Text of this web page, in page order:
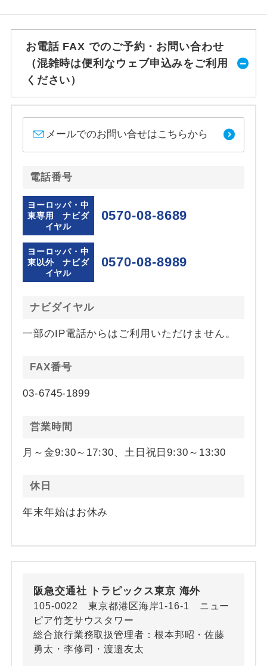
お電話 FAX でのご予約・お問い合わせ
（混雑時は便利なウェブ申込みをご利用
ください）
メールでのお問い合せはこちらから
電話番号
ヨーロッパ・中
東専用 ナビダ
イヤル
0570-08-8689
ヨーロッパ・中
東以外 ナビダ
イヤル
0570-08-8989
ナビダイヤル
一部のIP電話からはご利用いただけません。
FAX番号
03-6745-1899
営業時間
月～金9:30～17:30、土日祝日9:30～13:30
休日
年末年始はお休み
阪急交通社 トラピックス東京 海外
105-0022 東京都港区海岸1-16-1 ニュー
ピア竹芝サウスタワー
総合旅行業務取扱管理者：根本邦昭・佐藤
勇太・李修司・渡邉友太